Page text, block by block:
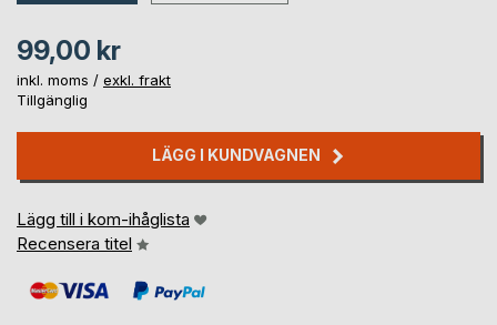
99,00 kr
inkl. moms / exkl. frakt
Tillgänglig
LÄGG I KUNDVAGNEN
Lägg till i kom-ihåglista
Recensera titel